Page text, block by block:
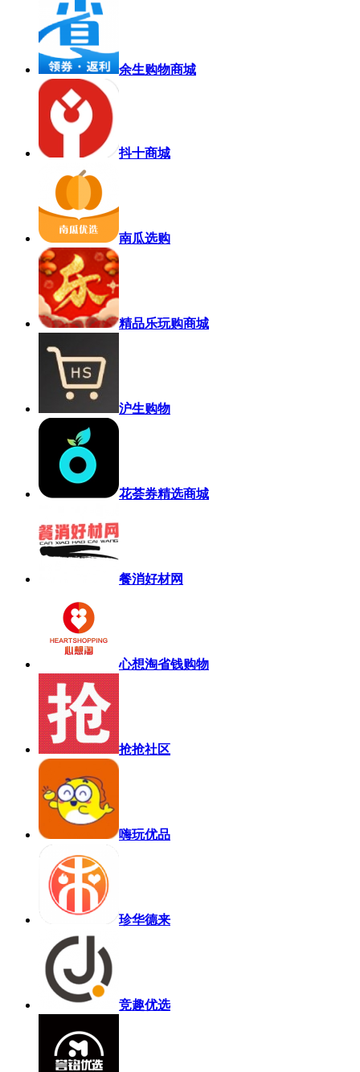
余生购物商城
抖十商城
南瓜选购
精品乐玩购商城
沪生购物
花荟券精选商城
餐消好材网
心想淘省钱购物
抢抢社区
嗨玩优品
珍华德来
竞趣优选